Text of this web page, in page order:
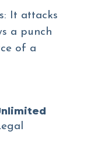
It attacks
a punch
of a